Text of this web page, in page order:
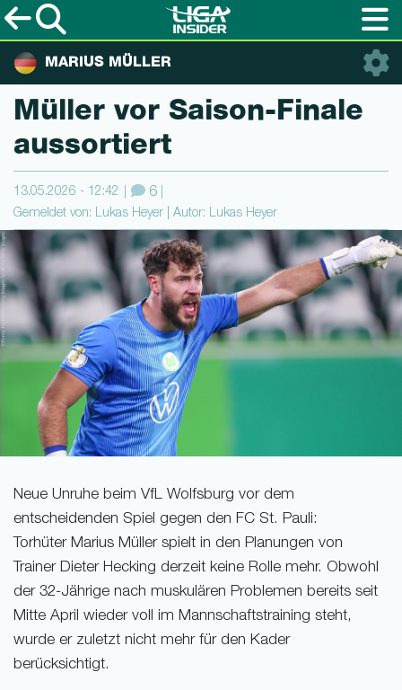
MARIUS MÜLLER
Müller vor Saison-Fina­le
aussortiert
13.05.2026 - 12:42 6
Gemeldet von: Lukas Heyer | Autor: Lukas Heyer
Neue Unruhe beim VfL Wolfsburg vor dem
entscheidenden Spiel gegen den FC St. Pauli:
Torhüter Marius Müller spielt in den Planungen von
Trainer Dieter Hecking derzeit keine Rolle mehr. Obwohl
der 32-Jährige nach muskulären Problemen bereits seit
Mitte April wieder voll im Mannschaftstraining steht,
wurde er zuletzt nicht mehr für den Kader
berücksichtigt.